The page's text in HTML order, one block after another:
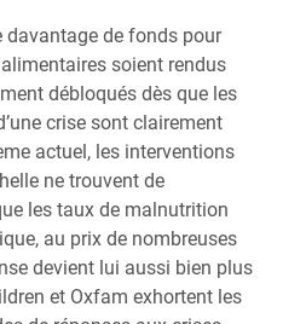
davantage de fonds pour
soient rendus
débloqués dès que les
crise sont clairement
actuel, les interventions
ne trouvent de
les taux de malnutrition
au prix de nombreuses
devient lui aussi bien plus
et Oxfam exhortent les